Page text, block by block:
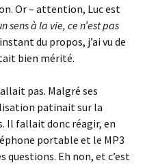
Or – attention, Luc est
sens à la vie, ce n’est pas
du propos, j’ai vu de
bien mérité.
pas. Malgré ses
patinait sur la
Il fallait donc réagir, en
portable et le MP3
questions. Eh non, et c’est